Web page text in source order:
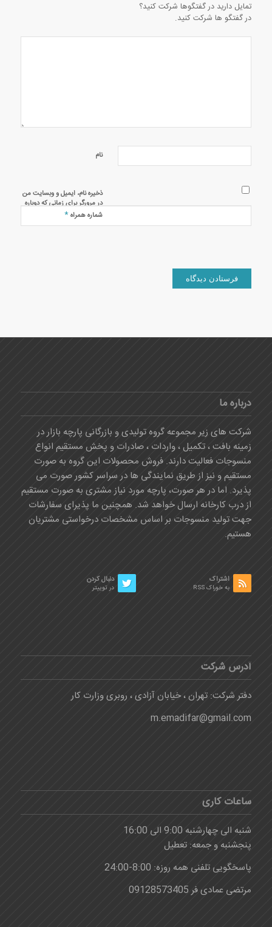
تمایل دارید در گفتگوها شرکت کنید؟
در گفتگو ها شرکت کنید.
نام
ذخیره نام، ایمیل و وبسایت من
در مرورگر برای زمانی که دوباره
دیدگاهی می‌نویسم.
شماره همراه*
درباره ما
شرکت های زیر مجموعه گروه تولیدی و بازرگانی پارچه بازار در
زمینه بافت ، تکمیل ، واردات ، صادرات و پخش مستقیم انواع
منسوجات فعالیت دارند. فروش محصولات این گروه به صورت
مستقیم و نیز از طریق نمایندگی ها در سراسر کشور صورت می
پذیرد. اما در هر صورت، پارچه مورد نیاز مشتری به صورت مستقیم
از درب کارخانه ارسال خواهد شد. همچنین ما پذیرای سفارشات
جهت تولید منسوجات بر اساس مشخصات درخواستی مشتریان
هستیم.
دنبال کردن
در توییتر
اشتراک
به خوراک RSS
آدرس شرکت
دفتر شرکت: تهران ، خیابان آزادی ، روبری وزارت کار
m.emadifar@gmail.com
ساعات کاری
شنبه الی چهارشنبه 9:00 الی 16:00
پنجشنبه و جمعه: تعطیل
پاسخگویی تلفنی همه روزه: 8:00-24:00
مرتضی عمادی فر 09128573405